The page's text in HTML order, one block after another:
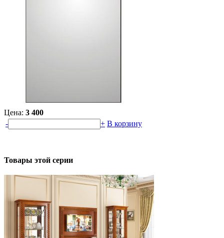
Цена: 3 400
-
+ В корзину
Товары этой серии